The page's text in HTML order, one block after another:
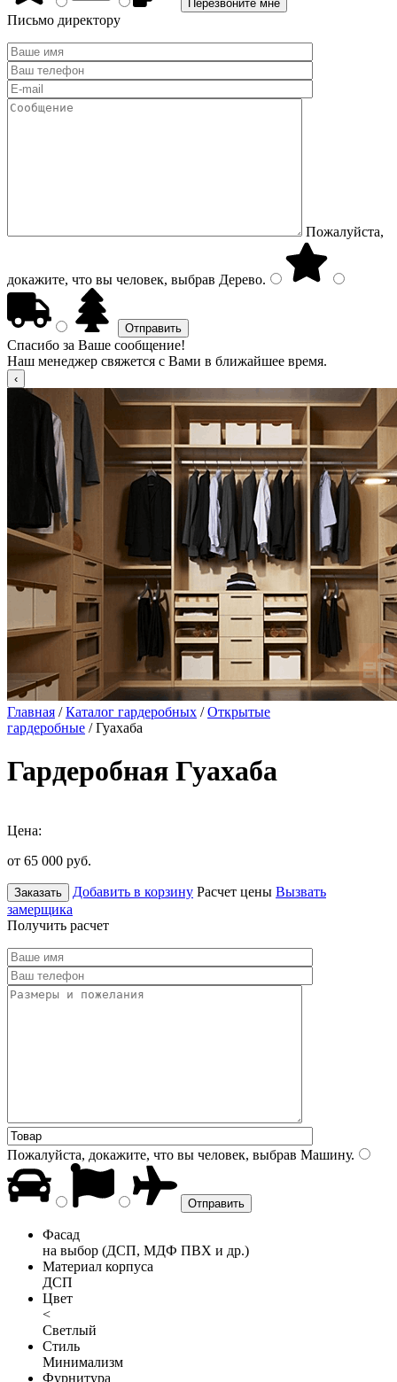
Письмо директору
Пожалуйста,
докажите, что вы человек, выбрав Дерево.
Спасибо за Ваше сообщение!
Наш менеджер свяжется с Вами в ближайшее время.
Главная /Каталог гардеробных /Открытые
гардеробные / Гуахаба
Гардеробная Гуахаба
Цена:
от 65 000 руб.
Заказать Добавить в корзину Расчет цены Вызвать
замерщика
Получить расчет
Пожалуйста, докажите, что вы человек, выбрав Машину.
Фасад
на выбор (ДСП, МДФ ПВХ и др.)
Материал корпуса
ДСП
Цвет
<
Светлый
Стиль
Минимализм
Фурнитура